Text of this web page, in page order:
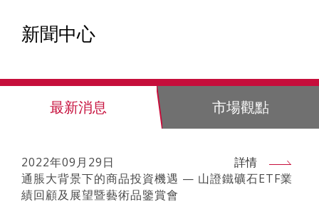
新聞中心
最新消息 市場觀點
2022年09月29日
通脹大背景下的商品投資機遇 — 山證鐵礦石ETF業
績回顧及展望暨藝術品鑒賞會
詳情